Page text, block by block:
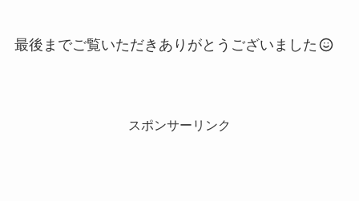
最後までご覧いただきありがとうございました
スポンサーリンク